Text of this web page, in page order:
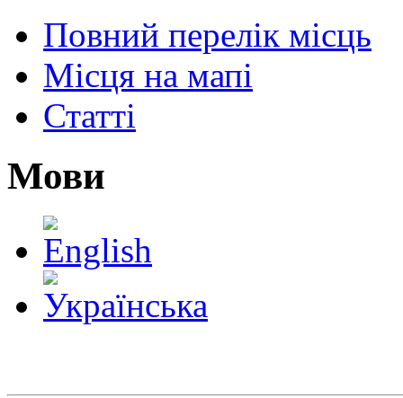
Повний перелік місць
Місця на мапі
Статті
Мови